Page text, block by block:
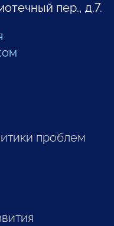
пер., д.7.
проблем